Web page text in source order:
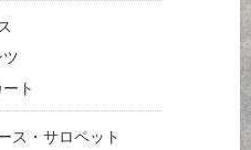
ト
ス・サロペット